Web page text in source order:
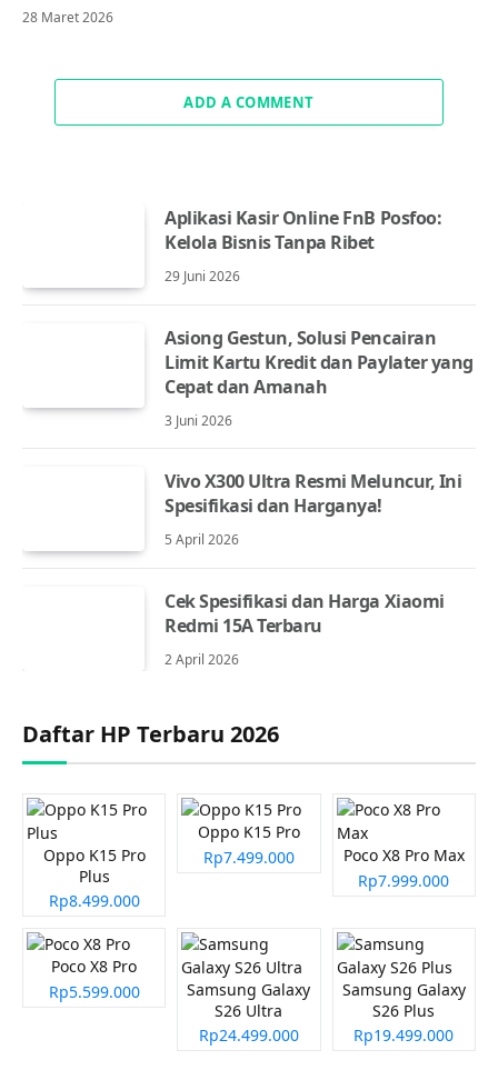
28 Maret 2026
ADD A COMMENT
Aplikasi Kasir Online FnB Posfoo:
Kelola Bisnis Tanpa Ribet
29 Juni 2026
Asiong Gestun, Solusi Pencairan
Limit Kartu Kredit dan Paylater yang
Cepat dan Amanah
3 Juni 2026
Vivo X300 Ultra Resmi Meluncur, Ini
Spesifikasi dan Harganya!
5 April 2026
Cek Spesifikasi dan Harga Xiaomi
Redmi 15A Terbaru
2 April 2026
Daftar HP Terbaru 2026
Oppo K15 Pro
Plus
Rp8.499.000
Oppo K15 Pro
Rp7.499.000
Poco X8 Pro Max
Rp7.999.000
Poco X8 Pro
Rp5.599.000
Samsung Galaxy
S26 Ultra
Rp24.499.000
Samsung Galaxy
S26 Plus
Rp19.499.000